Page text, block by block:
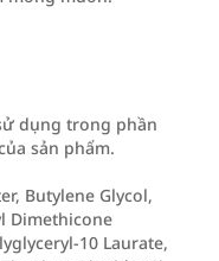
dụng trong phần
sản phẩm.
Butylene Glycol,
Dimethicone
10 Laurate,